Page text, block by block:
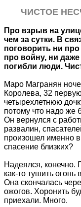
ЧИСТОЕ
Про взрыв на
чем за сутки. В
поговорить ни
про войну, ни
погибли люди.
Маро Магранян
Королева, 32
четырехлетнюю
потому что надо же
Он вернулся с
развалин,
произошел именно
спасение близких?
Надеялся, конечно.
как-то тушить огонь
Она скончалась
ожогов. Хоронить
приехали. Много.